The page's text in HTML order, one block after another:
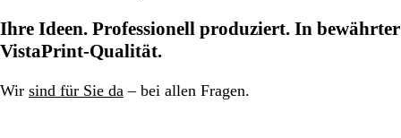
Ihre Ideen. Professionell produziert. In bewährter
VistaPrint-Qualität.
Wir sind für Sie da – bei allen Fragen.